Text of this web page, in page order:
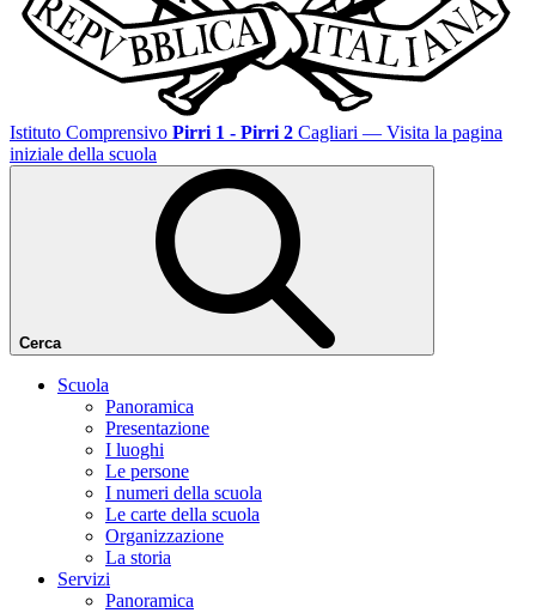
Istituto Comprensivo Pirri 1 - Pirri 2 Cagliari — Visita la pagina
iniziale della scuola
Cerca
Scuola
Panoramica
Presentazione
I luoghi
Le persone
I numeri della scuola
Le carte della scuola
Organizzazione
La storia
Servizi
Panoramica